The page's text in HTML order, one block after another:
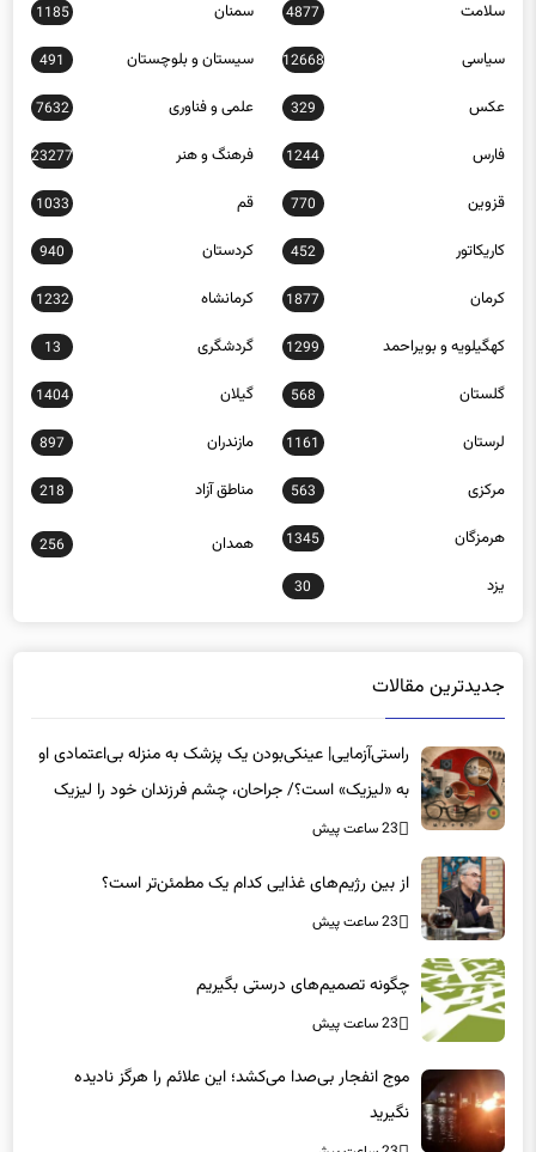
سیاسی 12668 سیستان و بلوچستان 491
عکس 329 علمی و فناوری 7632
فارس 1244 فرهنگ و هنر 23277
قزوین 770 قم 1033
کاریکاتور 452 کردستان 940
کرمان 1877 کرمانشاه 1232
کهگیلویه و بویراحمد 1299 گردشگری 13
گلستان 568 گیلان 1404
لرستان 1161 مازندران 897
مرکزی 563 مناطق آزاد 218
هرمزگان 1345
256
یزد 30
راستی‌آزمایی| عینکی‌بودن یک پزشک به منزله بی‌اعتمادی او
به «لیزیک» است؟/ جراحان، چشم فرزندان خود را لیزیک
می‌کنند؟
23 ساعت پیش
23 ساعت پیش
23 ساعت پیش
نگیرید
23 ساعت پیش